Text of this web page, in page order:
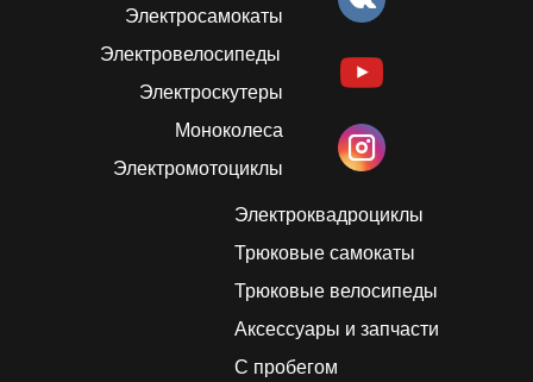
Электросамокаты
Электровелосипеды
Электроскутеры
Моноколеса
Электромотоциклы
Электроквадроциклы
Трюковые самокаты
Трюковые велосипеды
Аксессуары и запчасти
С пробегом